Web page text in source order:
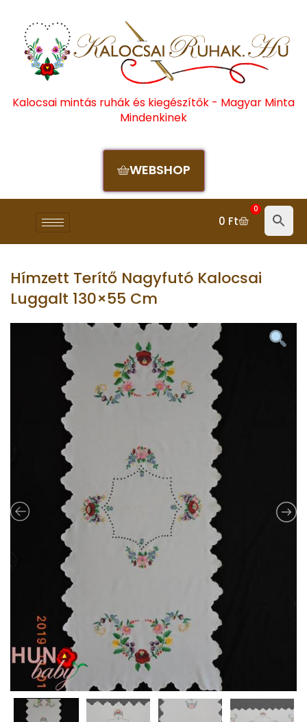
Kalocsai mintás ruhák és kiegészítők - Magyar Minta
Mindenkinek
WEBSHOP
0 Ft
0
Hímzett Terítő Nagyfutó Kalocsai
Luggalt 130×55 Cm